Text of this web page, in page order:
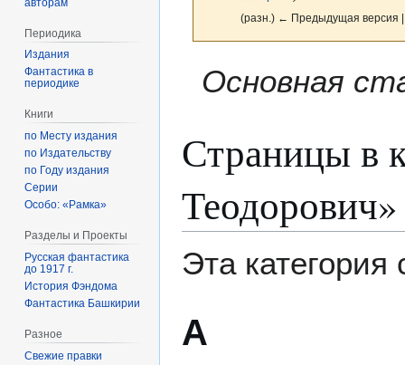
(разн.) ← Предыдущая версия
Основная
Страницы в
Теодорович»
Эта
А
Периодика
Издания
Фантастика в
периодике
Книги
по Месту издания
по Издательству
по Году издания
Серии
Особо: «Рамка»
Разделы и Проекты
Русская фантастика
до 1917 г.
История Фэндома
Фантастика Башкирии
Разное
Свежие правки